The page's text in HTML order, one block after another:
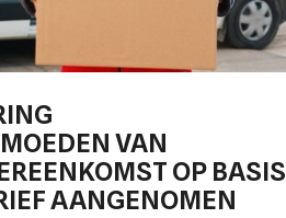
VAN
OP BASIS
AANGENOMEN